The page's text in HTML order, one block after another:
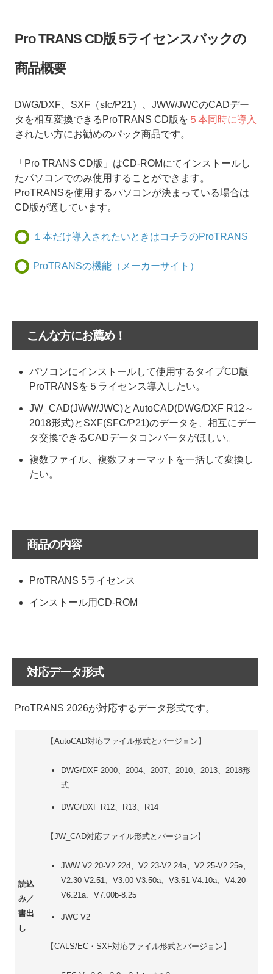
Pro TRANS CD版 5ライセンスパックの
商品概要
DWG/DXF、SXF（sfc/P21）、JWW/JWCのCADデー
タを相互変換できるProTRANS CD版を ５本同時に導入
されたい方にお勧めのパック商品です。
「Pro TRANS CD版」はCD-ROMにてインストールし
たパソコンでのみ使用することができます。
ProTRANSを使用するパソコンが決まっている場合は
CD版が適しています。
１本だけ導入されたいときはコチラのProTRANS
ProTRANSの機能（メーカーサイト）
こんな方にお薦め！
パソコンにインストールして使用するタイプCD版
ProTRANSを５ライセンス導入したい。
JW_CAD(JWW/JWC)とAutoCAD(DWG/DXF R12～
2018形式)とSXF(SFC/P21)のデータを、相互にデー
タ交換できるCADデータコンバータがほしい。
複数ファイル、複数フォーマットを一括して変換し
たい。
商品の内容
ProTRANS 5ライセンス
インストール用CD-ROM
対応データ形式
ProTRANS 2026が対応するデータ形式です。
読込
み／
書出
し
【AutoCAD対応ファイル形式とバージョン】
DWG/DXF 2000、2004、2007、2010、2013、2018形
式
DWG/DXF R12、R13、R14
【JW_CAD対応ファイル形式とバージョン】
JWW V2.20-V2.22d、V2.23-V2.24a、V2.25-V2.25e、
V2.30-V2.51、V3.00-V3.50a、V3.51-V4.10a、V4.20-
V6.21a、V7.00b-8.25
JWC V2
【CALS/EC・SXF対応ファイル形式とバージョン】